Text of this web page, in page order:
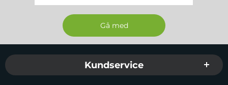
Sidfot Blandad info och länkar
Kundservice